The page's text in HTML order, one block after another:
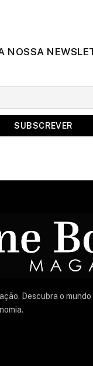
NOSSA
Descubra o mundo